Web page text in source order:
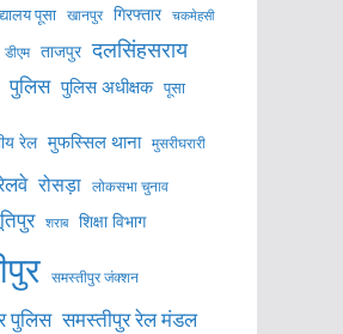
पूसा खानपुर गिरफ्तार चकमेहसी
डीएम ताजपुर दलसिंहसराय
पुलिस पुलिस अधीक्षक पूसा
रेल मुफस्सिल थाना मुसरीघरारी
रोसड़ा लोकसभा चुनाव
शराब शिक्षा विभाग
समस्तीपुर जंक्शन
पुलिस समस्तीपुर रेल मंडल